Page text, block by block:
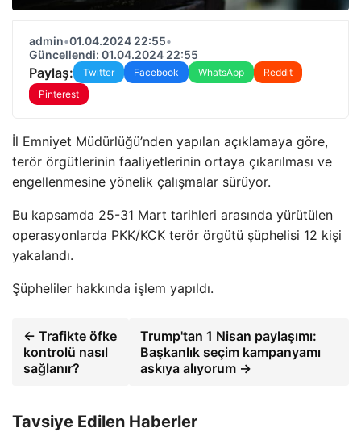
admin•01.04.2024 22:55•
Güncellendi: 01.04.2024 22:55
Paylaş: Twitter Facebook WhatsApp
Reddit
Pinterest
İl Emniyet Müdürlüğü’nden yapılan açıklamaya göre,
terör örgütlerinin faaliyetlerinin ortaya çıkarılması ve
engellenmesine yönelik çalışmalar sürüyor.
Bu kapsamda 25-31 Mart tarihleri ​​arasında yürütülen
operasyonlarda PKK/KCK terör örgütü şüphelisi 12 kişi
yakalandı.
Şüpheliler hakkında işlem yapıldı.
← Trafikte öfke
kontrolü nasıl
sağlanır?
Trump'tan 1 Nisan paylaşımı:
Başkanlık seçim kampanyamı
askıya alıyorum →
Tavsiye Edilen Haberler